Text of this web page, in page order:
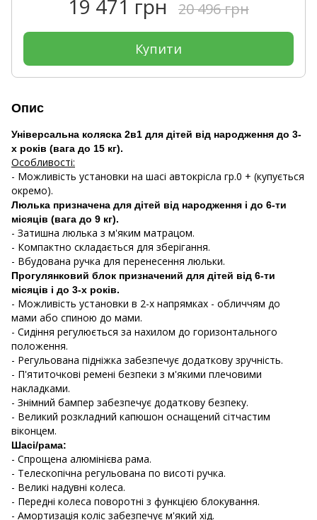
19 471 грн 20 496 грн
Купити
Опис
Універсальна коляска 2в1 для дітей від народження до 3-
х років (вага до 15 кг).
Особливості:
- Можливість установки на шасі автокрісла гр.0 + (купується
окремо).
Люлька призначена для дітей від народження і до 6-ти
місяців (вага до 9 кг).
- Затишна люлька з м'яким матрацом.
- Компактно складається для зберігання.
- Вбудована ручка для перенесення люльки.
Прогулянковий блок призначений для дітей від 6-ти
місяців і до 3-х років.
- Можливість установки в 2-х напрямках - обличчям до
мами або спиною до мами.
- Сидіння регулюється за нахилом до горизонтального
положення.
- Регульована підніжка забезпечує додаткову зручність.
- П'ятиточкові ремені безпеки з м'якими плечовими
накладками.
- Знімний бампер забезпечує додаткову безпеку.
- Великий розкладний капюшон оснащений сітчастим
віконцем.
Шасі/рама:
- Спрощена алюмінієва рама.
- Телескопічна регульована по висоті ручка.
- Великі надувні колеса.
- Передні колеса поворотні з функцією блокування.
- Амортизація коліс забезпечує м'який хід.